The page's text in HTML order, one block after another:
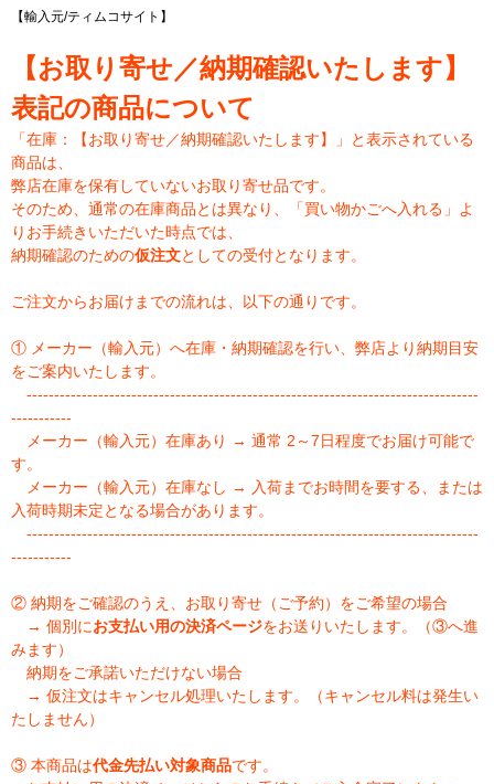
【輸入元/ティムコサイト】
【お取り寄せ／納期確認いたします】
表記の商品について
「在庫：【お取り寄せ／納期確認いたします】」と表示されている
商品は、
弊店在庫を保有していないお取り寄せ品です。
そのため、通常の在庫商品とは異なり、「買い物かごへ入れる」よ
りお手続きいただいた時点では、
納期確認のための仮注文としての受付となります。
ご注文からお届けまでの流れは、以下の通りです。
① メーカー（輸入元）へ在庫・納期確認を行い、弊店より納期目安
をご案内いたします。
----------------------------------------------------------------------------------
-----------
メーカー（輸入元）在庫あり → 通常 2～7日程度でお届け可能で
す。
メーカー（輸入元）在庫なし → 入荷までお時間を要する、または
入荷時期未定となる場合があります。
----------------------------------------------------------------------------------
-----------
② 納期をご確認のうえ、お取り寄せ（ご予約）をご希望の場合
→ 個別にお支払い用の決済ページをお送りいたします。（③へ進
みます）
納期をご承諾いただけない場合
→ 仮注文はキャンセル処理いたします。（キャンセル料は発生い
たしません）
③ 本商品は代金先払い対象商品です。